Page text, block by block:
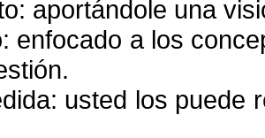
aportándole una
enfocado a los
usted los puede